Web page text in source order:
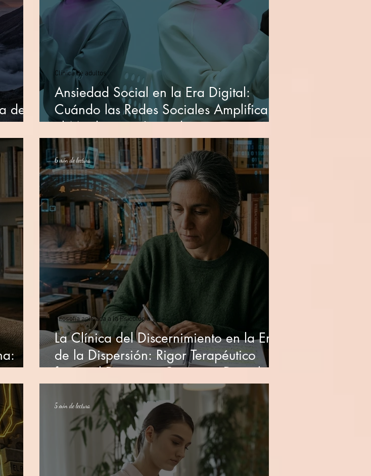
de
Ansiedad Social en la Era Digital:
Cuándo las Redes Sociales Amplifican
el Miedo a ser Juzgado
Clínica de adultos
La Clínica del Discernimiento en la Era
de la Dispersión: Rigor Terapéutico
frente al Deterioro Cognitivo Digital
Filosofía aplicada a la Psicología
6 min de lectura
5 min de lectura